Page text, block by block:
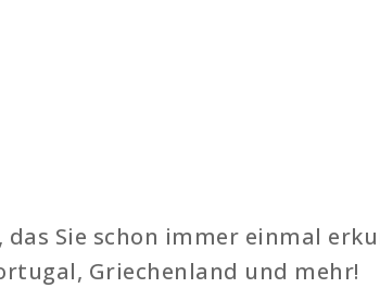
Sie schon immer einmal
Griechenland und mehr!